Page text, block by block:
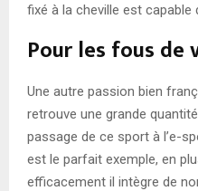
fixé à la cheville est capable
Pour les fous de
Une autre passion bien
retrouve une grande
passage de ce sport à l’e-
est le parfait exemple, en
efficacement il intègre de